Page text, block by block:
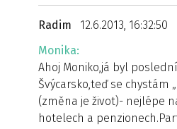
Radim
12.6.2013, 16:32:50
Monika:
Ahoj Moniko,já byl
Švýcarsko,teď se chystám
(změna je život)- nejlépe
hotelech a